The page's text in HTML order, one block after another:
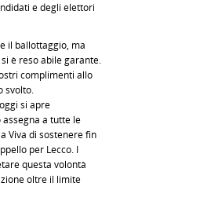
e degli elettori
il ballottaggio, ma
è reso abile garante.
complimenti allo
svolto.
si apre
a tutte le
Viva di sostenere fin
per Lecco. I
questa volontà
oltre il limite